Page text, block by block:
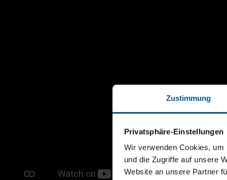
Zustimmung
Privatsphäre-Einstellungen
Wir verwenden Cookies,
und die Zugriffe auf unsere
Website an unsere Partner